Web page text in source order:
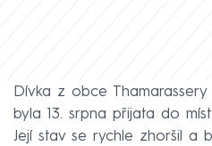
Dívka z obce
byla 13. srpna přijata do
Její stav se rychle zhoršil a